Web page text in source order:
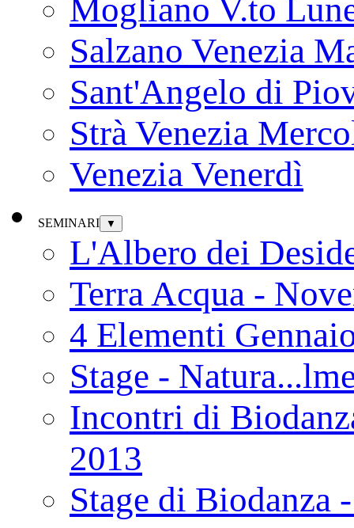
Mogliano V.to
Salzano Venezia
Sant'Angelo di
Strà Venezia
Venezia Venerdì
SEMINARI ▼
L'Albero dei
Terra Acqua -
4 Elementi
Stage -
Incontri di
2013
Stage di Biodanza